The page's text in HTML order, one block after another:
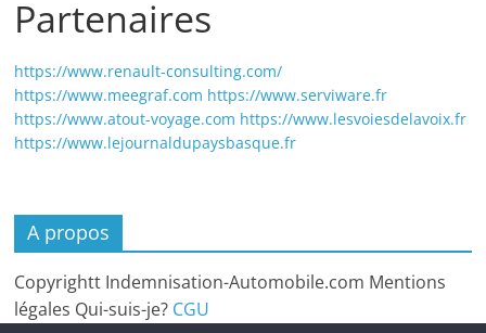
Partenaires
https://www.renault-consulting.com/
https://www.meegraf.com https://www.serviware.fr
https://www.atout-voyage.com https://www.lesvoiesdelavoix.fr
https://www.lejournaldupaysbasque.fr
A propos
Copyrightt Indemnisation-Automobile.com Mentions
légales Qui-suis-je? CGU